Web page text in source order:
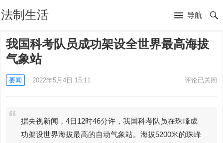
法制生活 导航
我国科考队员成功架设全世界最高海拔
气象站
要闻 2022年5月4日 15:11 评论已关闭
据央视新闻，4日12时46分许，我国科考队员在珠峰成
功架设世界海拔最高的自动气象站。海拔5200米的珠峰